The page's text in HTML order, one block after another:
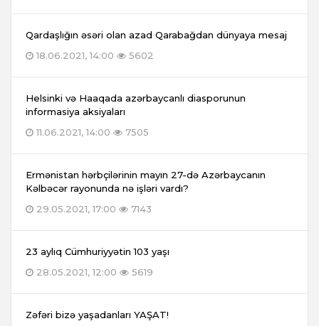
Qardaşlığın əsəri olan azad Qarabağdan dünyaya mesaj
18.06.2021, 14:00
5602
Helsinki və Haaqada azərbaycanlı diasporunun
informasiya aksiyaları
11.06.2021, 14:00
7505
Ermənistan hərbçilərinin mayın 27-də Azərbaycanın
Kəlbəcər rayonunda nə işləri vardı?
29.05.2021, 17:00
7143
23 aylıq Cümhuriyyətin 103 yaşı
28.05.2021, 12:00
5619
Zəfəri bizə yaşadanları YAŞAT!